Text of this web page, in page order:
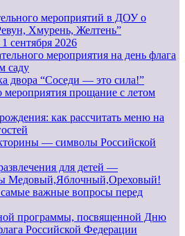
мероприятий в ДОУ о
Хмурень, Желтень”
сентября 2026
мероприятия на день флага
саду
двора “Соседи — это сила!”
мероприятия прощание с летом
как рассчитать меню на
— символы Российской
для детей —
Медовый,Яблочный,Ореховый!
важные вопросы перед
программы, посвященной Дню
Российской Федерации